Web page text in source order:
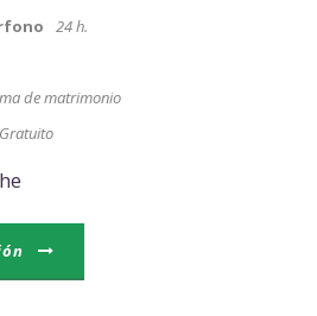
24 h.
de matrimonio
Gratuito